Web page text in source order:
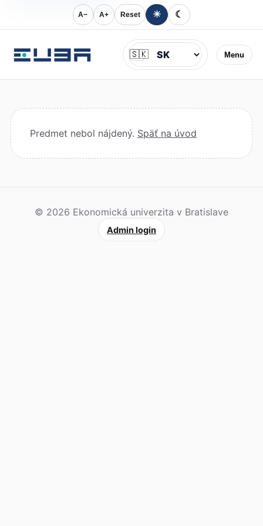
A− A+ Reset ☀ ☾
Menu
Jazyk
🇸🇰
Predmet nebol nájdený. Späť na úvod
© 2026 Ekonomická univerzita v Bratislave
Admin login